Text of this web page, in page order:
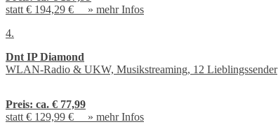
statt € 194,29 € » mehr Infos
4.
Dnt IP Diamond
WLAN-Radio & UKW, Musikstreaming, 12 Lieblingssender
Preis: ca. € 77,99
statt € 129,99 € » mehr Infos